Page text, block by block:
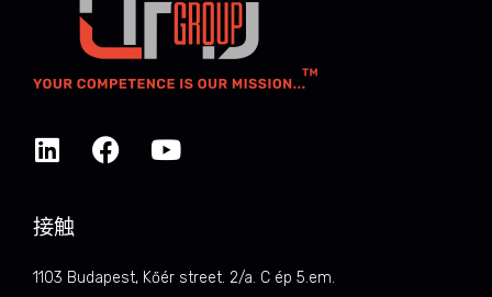
接触
1103 Budapest, Kőér street. 2/a. C ép 5.em.